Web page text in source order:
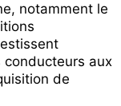
notamment le
aux
de